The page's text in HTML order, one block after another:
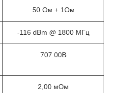
50 Ом ± 1Ом
-116 dBm @ 1800 MГц
707.00В
2,00 мОм